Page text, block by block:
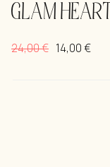
GLAM
24,00€
Original 14,00€
Η